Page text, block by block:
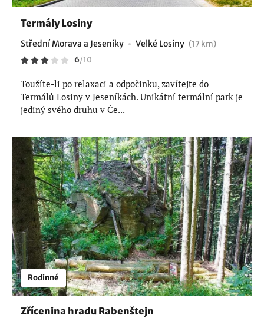
Termály Losiny
Střední Morava a Jeseníky Velké Losiny (17 km)
6/10
Toužíte-li po relaxaci a odpočinku, zavítejte do
Termálů Losiny v Jeseníkách. Unikátní termální park je
jediný svého druhu v Če...
Rodinné
Zřícenina hradu Rabenštejn